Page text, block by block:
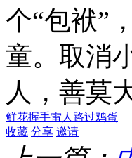
个“包袱”
童。取消
人，善莫
鲜花握手雷人 路过鸡蛋
收藏 分享 邀请